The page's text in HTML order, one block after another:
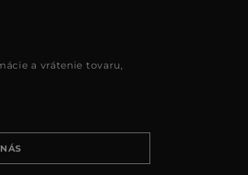
a vrátenie tovaru,